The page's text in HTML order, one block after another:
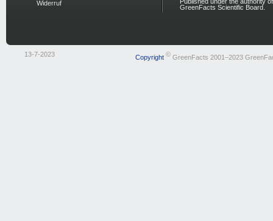
Widerruf
GreenFacts Scientific Board.
13-7-2023 Copyright © GreenFacts 2001–2023